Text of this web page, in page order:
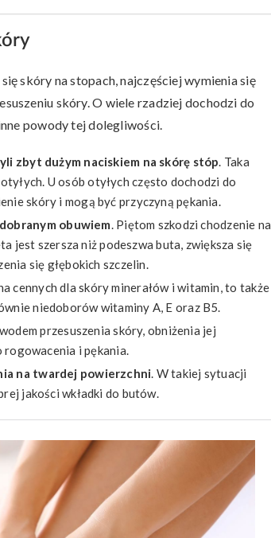
skóry na stopach, najczęściej wymienia się
skóry. O wiele rzadziej dochodzi do
powody tej dolegliwości.
zbyt dużym naciskiem na skórę stóp. Taka
U osób otyłych często dochodzi do
skóry i mogą być przyczyną pękania.
obuwiem. Piętom szkodzi chodzenie na
jest szersza niż podeszwa buta, zwiększa się
się głębokich szczelin.
cennych dla skóry minerałów i witamin, to także
niedoborów witaminy A, E oraz B5.
przesuszenia skóry, obniżenia jej
rogowacenia i pękania.
na twardej powierzchni. W takiej sytuacji
jakości wkładki do butów.